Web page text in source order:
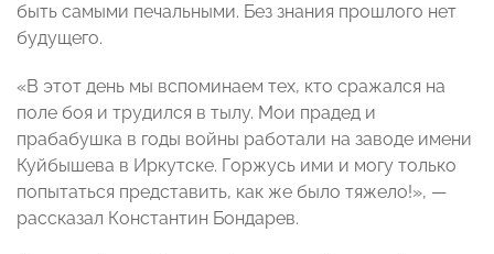
быть самыми печальными. Без знания прошлого нет
будущего.
«В этот день мы вспоминаем тех, кто сражался на
поле боя и трудился в тылу. Мои прадед и
прабабушка в годы войны работали на заводе имени
Куйбышева в Иркутске. Горжусь ими и могу только
попытаться представить, как же было тяжело!», —
рассказал Константин Бондарев.